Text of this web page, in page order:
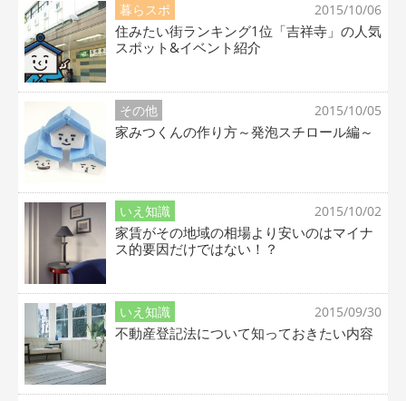
暮らスポ 2015/10/06
住みたい街ランキング1位「吉祥寺」の人気
スポット&イベント紹介
その他 2015/10/05
家みつくんの作り方～発泡スチロール編～
いえ知識 2015/10/02
家賃がその地域の相場より安いのはマイナ
ス的要因だけではない！？
いえ知識 2015/09/30
不動産登記法について知っておきたい内容